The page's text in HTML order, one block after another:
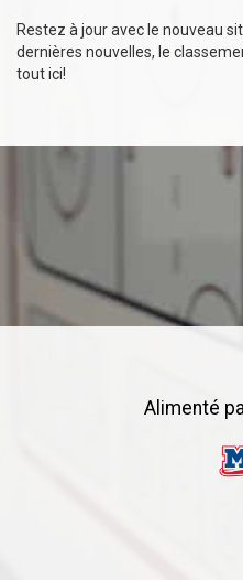
Restez à jour avec le nouveau
dernières nouvelles, le
tout ici!
Alimenté